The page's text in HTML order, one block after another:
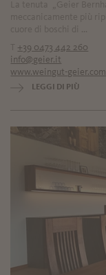
+39 0473 442 260
info@geier.it
www.weingut-geier.com
LEGGI DI PIÙ